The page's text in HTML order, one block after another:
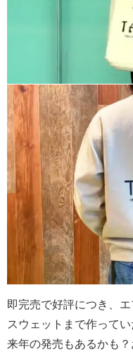
即完売で好評につき、
スウェットまで作ってい
来年の発売もあるかも？